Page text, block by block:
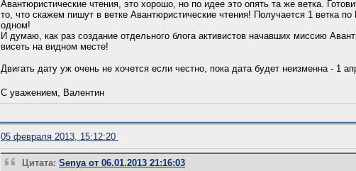
Авантюристические чтения, это хорошо, но по идее это опять та же ветка.
то, что скажем пишут в ветке Авантюристические чтения! Получается 1 ветка
одном!
И думаю, как раз создание отдельного блога активистов начавших миссию
висеть на видном месте!
Двигать дату уж очень не хочется если честно, пока дата будет неизменна - 1
С уважением, Валентин
05 февраля 2013, 15:12:20
Цитата: Senya от 06.01.2013 21:16:03